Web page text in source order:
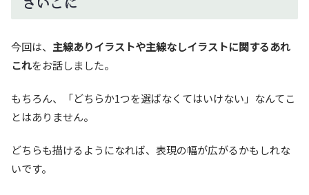
今回は、 主線ありイラストや主線なしイラストに関するあれ
これをお話しました。
もちろん、「どちらか1つを選ばなくてはいけない」なんてこ
とはありません。
どちらも描けるようになれば、表現の幅が広がるかもしれな
いです。